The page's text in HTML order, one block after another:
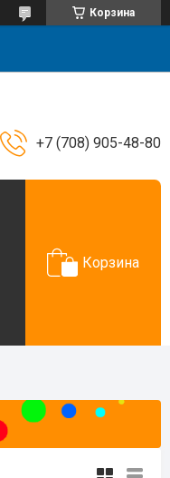
Корзина
+7 (708) 905-48-80
Корзина